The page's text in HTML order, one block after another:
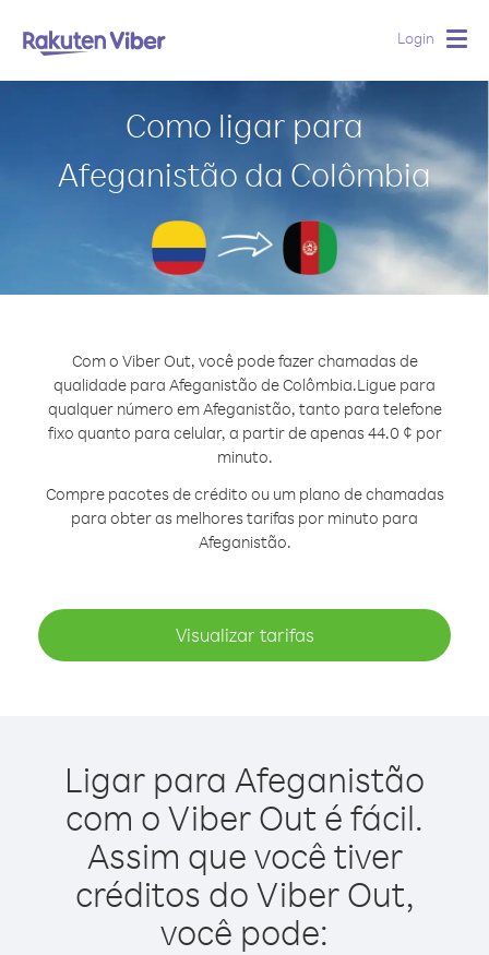
Login
Como ligar para
Afeganistão da Colômbia
Com o Viber Out, você pode fazer chamadas de
qualidade para Afeganistão de Colômbia.Ligue para
qualquer número em Afeganistão, tanto para telefone
fixo quanto para celular, a partir de apenas 44.0 ¢ por
minuto.
Compre pacotes de crédito ou um plano de chamadas
para obter as melhores tarifas por minuto para
Afeganistão.
Visualizar tarifas
Ligar para Afeganistão
com o Viber Out é fácil.
Assim que você tiver
créditos do Viber Out,
você pode: